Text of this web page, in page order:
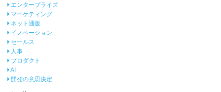
エンタープライズ
マーケティング
ネット通販
イノベーション
セールス
人事
プロダクト
AI
開発の意思決定